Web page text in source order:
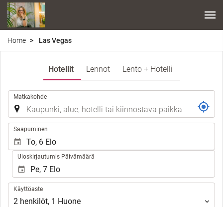
Home Las Vegas
Hotellit Lennot Lento + Hotelli
Matkakohde
Saapuminen
Uloskirjautumis Päivämäärä
Käyttöaste
Käyttöaste
2 henkilöt, 1 Huone